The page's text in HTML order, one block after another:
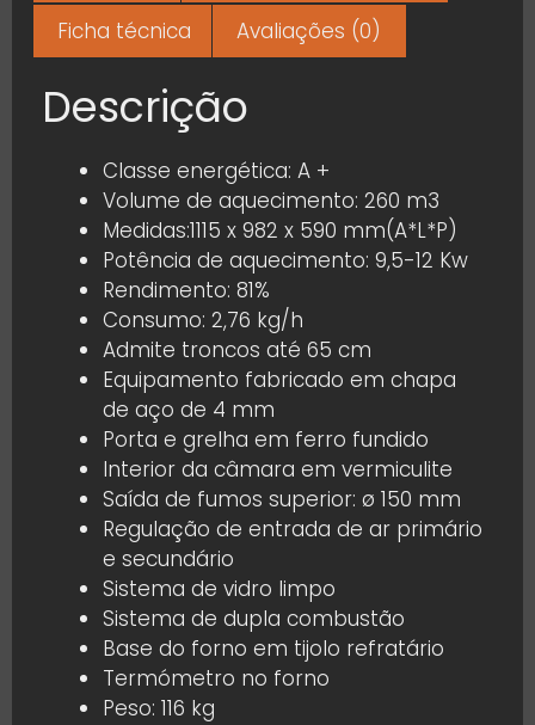
Ficha técnica
Avaliações (0)
Descrição
Classe energética: A +
Volume de aquecimento: 260 m3
Medidas:1115 x 982 x 590 mm(A*L*P)
Potência de aquecimento: 9,5-12 Kw
Rendimento: 81%
Consumo: 2,76 kg/h
Admite troncos até 65 cm
Equipamento fabricado em chapa
de aço de 4 mm
Porta e grelha em ferro fundido
Interior da câmara em vermiculite
Saída de fumos superior: ø 150 mm
Regulação de entrada de ar primário
e secundário
Sistema de vidro limpo
Sistema de dupla combustão
Base do forno em tijolo refratário
Termómetro no forno
Peso: 116 kg